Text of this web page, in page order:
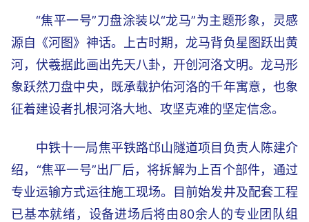
“焦平一号”刀盘涂装以“龙马”为主题形象，灵感
源自《河图》神话。上古时期，龙马背负星图跃出黄
河，伏羲据此画出先天八卦，开创河洛文明。龙马形
象跃然刀盘中央，既承载护佑河洛的千年寓意，也象
征着建设者扎根河洛大地、攻坚克难的坚定信念。
中铁十一局焦平铁路邙山隧道项目负责人陈建介
绍，“焦平一号”出厂后，将拆解为上百个部件，通过
专业运输方式运往施工现场。目前始发井及配套工程
已基本就绪，设备进场后将由80余人的专业团队组